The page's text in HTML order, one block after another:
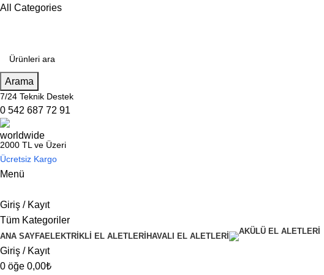
All Categories
Arama
7/24 Teknik Destek
0 542 687 72 91
2000 TL ve Üzeri
Ücretsiz Kargo
Menü
Giriş / Kayıt
Tüm Kategoriler
ANA SAYFAELEKTRİKLİ EL ALETLERİ HAVALI EL ALETLERİ
Giriş / Kayıt
0 öğe 0,00₺